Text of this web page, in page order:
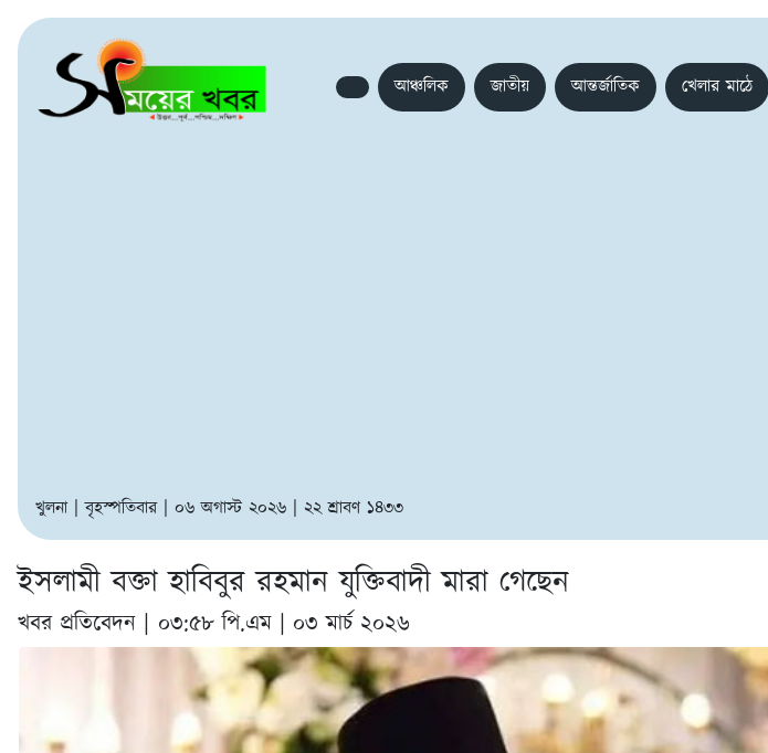
আঞ্চলিক জাতীয় আন্তর্জাতিক খেলার মাঠে
খুলনা | বৃহস্পতিবার | ০৬ অগাস্ট ২০২৬ | ২২ শ্রাবণ ১৪৩৩
ইসলামী বক্তা হাবিবুর রহমান যুক্তিবাদী মারা গেছেন
খবর প্রতিবেদন | ০৩:৫৮ পি.এম | ০৩ মার্চ ২০২৬